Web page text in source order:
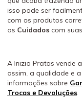
isso pode ser
com os produtos
os Cuidados com
A Inizio Pratas vende
assim, a qualidade e
informações sobre
Trocas e Devoluções.